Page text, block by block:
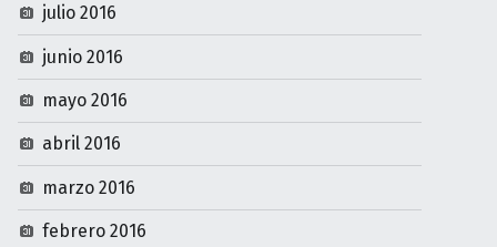
julio 2016
junio 2016
mayo 2016
abril 2016
marzo 2016
febrero 2016